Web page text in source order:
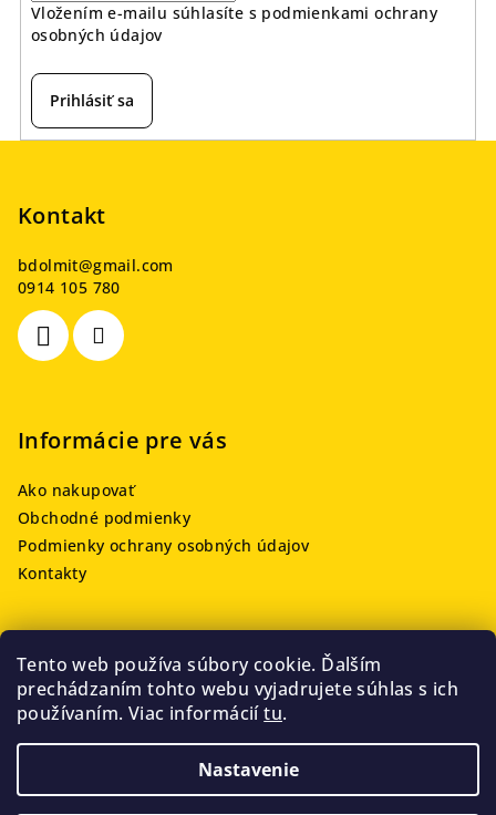
Tento web používa súbory cookie. Ďalším
prechádzaním tohto webu vyjadrujete súhlas s ich
používaním. Viac informáciítu.
Nastavenie
Vložením e-mailu súhlasíte s podmienkami ochrany
osobných údajov
Prihlásiť sa
Kontakt
bdolmit@gmail.com
0914 105 780
Informácie pre vás
Ako nakupovať
Obchodné podmienky
Podmienky ochrany osobných údajov
Kontakty
Prijímame online platby